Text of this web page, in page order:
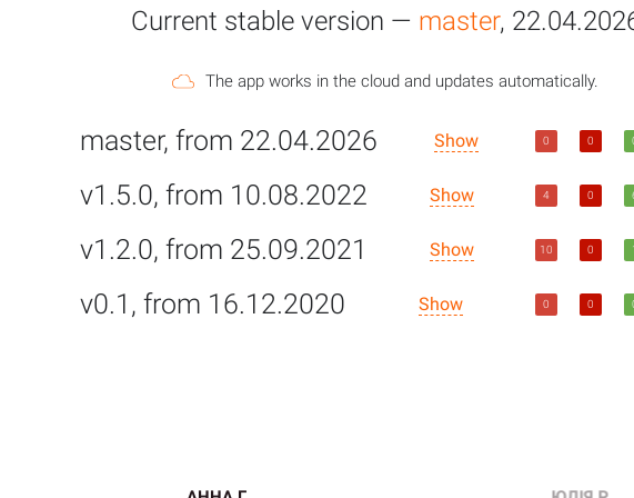
Current stable version — master,
The app works in the cloud and updates automatically.
master, from 22.04.2026 Show 0 0
v1.5.0, from 10.08.2022 Show 4 0
v1.2.0, from 25.09.2021 Show 10 0
v0.1, from 16.12.2020 Show 0 0